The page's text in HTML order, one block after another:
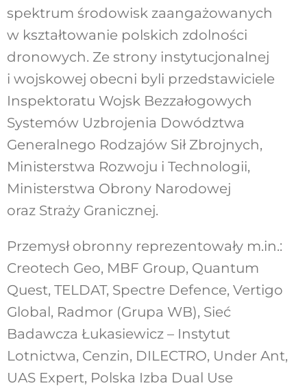
spektrum środowisk zaangażowanych
w kształtowanie polskich zdolności
dronowych. Ze strony instytucjonalnej
i wojskowej obecni byli przedstawiciele
Inspektoratu Wojsk Bezzałogowych
Systemów Uzbrojenia Dowództwa
Generalnego Rodzajów Sił Zbrojnych,
Ministerstwa Rozwoju i Technologii,
Ministerstwa Obrony Narodowej
oraz Straży Granicznej.
Przemysł obronny reprezentowały m.in.:
Creotech Geo, MBF Group, Quantum
Quest, TELDAT, Spectre Defence, Vertigo
Global, Radmor (Grupa WB), Sieć
Badawcza Łukasiewicz – Instytut
Lotnictwa, Cenzin, DILECTRO, Under Ant,
UAS Expert, Polska Izba Dual Use